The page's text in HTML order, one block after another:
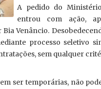
A pedido do
entrou com ação,
Venâncio.
processo seletivo
sem qualquer
ser temporárias, não